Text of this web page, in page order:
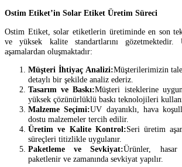
Ostim Etiket’in Solar Etiket Üretim Süreci
Ostim Etiket, solar etiketlerin üretiminde en son
ve yüksek kalite standartlarını
aşamalardan oluşmaktadır:
Müşteri İhtiyaç Analizi:Müşterilerimizin
detaylı bir şekilde analiz ederiz.
Tasarım ve Baskı:Müşteri isteklerine uygun
yüksek çözünürlüklü baskı teknolojileri
Malzeme Seçimi:UV dayanıklı, hava
dostu malzemeler tercih edilir.
Üretim ve Kalite Kontrol:Seri üretim
süreçleri titizlikle uygulanır.
Paketleme ve Sevkiyat:Ürünler, hasar
paketlenir ve zamanında sevkiyat yapılır.